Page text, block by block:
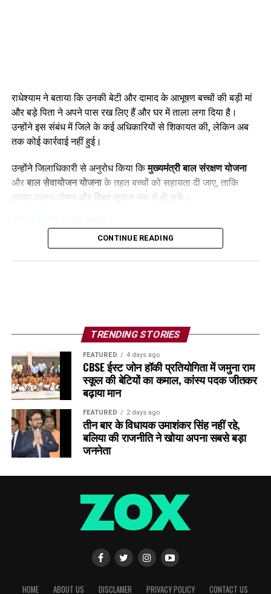
राधेश्याम ने बताया कि उनकी बेटी और दामाद के आभूषण बच्चों की बड़ी मां
और बड़े पिता ने अपने पास रख लिए हैं और घर में ताला लगा दिया है।
उन्होंने इस संबंध में जिले के कई अधिकारियों से शिकायत की, लेकिन अब
तक कोई कार्रवाई नहीं हुई।
उन्होंने जिलाधिकारी से अनुरोध किया किमुख्यमंत्री बाल संरक्षण योजना
औरबाल सेवायोजन योजनाके तहत बच्चों को सहायता दी जाए, ताकि
उनका पालन-पोषण और शिक्षा सुचारु रूप से हो सके।
Facebook
Twitter
WhatsApp
Share
CONTINUE READING
TRENDING STORIES
FEATURED 4 days ago
CBSE ईस्ट जोन हॉकी प्रतियोगिता में जमुना राम
स्कूल की बेटियों का कमाल, कांस्य पदक जीतकर
बढ़ाया मान
FEATURED 2 days ago
तीन बार के विधायक उमाशंकर सिंह नहीं रहे,
बलिया की राजनीति ने खोया अपना सबसे बड़ा
जननेता
HOME ABOUT US DISCLAMER PRIVACY POLICY CONTACT US